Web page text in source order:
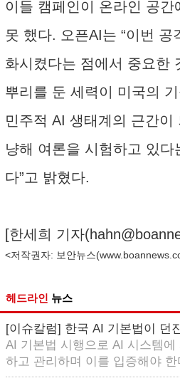
이들 캠페인이 온라인 공
못 했다. 오픈AI는 “이번 공
화시켰다는 점에서 중요한
뿌리를 둔 세력이 미국의
민주적 AI 생태계의 근간이
냥해 여론을 시험하고 있다
다”고 밝혔다.
[한세희 기자(
<저작권자: 보안뉴스(
헤드라인 뉴스
[이슈칼럼] 한국 AI 기본법이 던
AI 기본법 시행으로 AI 시스템에
하고 관리하며 이를 입증해야 한